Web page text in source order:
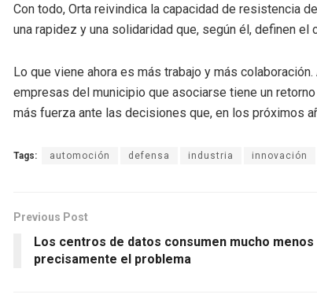
Con todo, Orta reivindica la capacidad de resistencia
una rapidez y una solidaridad que, según él, definen
Lo que viene ahora es más trabajo y más
empresas del municipio que asociarse tiene un
más fuerza ante las decisiones que, en los próximos
Tags: automoción defensa industria innovación
Previous Post
Los centros de datos consumen mucho
precisamente el problema